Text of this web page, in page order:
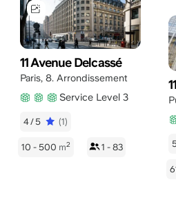
11 Avenue Delcassé
Paris, 8. Arrondissement
Service Level 3
4/5 (1)
10 - 500 m2 1 - 83